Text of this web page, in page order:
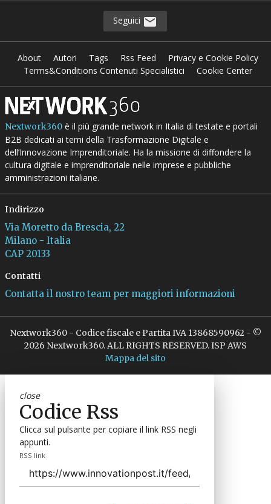
Seguici
About Autori Tags Rss Feed
Privacy e Cookie Policy
Terms&Conditions Contenuti Specialistici
Cookie Center
Nextwork360è il più grande network in Italia di testate e portali
B2B dedicati ai temi della Trasformazione Digitale e
dell’Innovazione Imprenditoriale. Ha la missione di diffondere la
cultura digitale e imprenditoriale nelle imprese e pubbliche
amministrazioni italiane.
Indirizzo
Via Moretto da Brescia, 22
Milano - Italia
CAP 20133
Contatti
Contatta il nostro team per maggiori informazioni
Nextwork360 - Codice fiscale e Partita IVA 13868590962 - ©
2026 Nextwork360. ALL RIGHTS RESERVED. ISP AWS
Mappa del sito
close
Codice Rss
Clicca sul pulsante per copiare il link RSS negli
appunti.
RSS link